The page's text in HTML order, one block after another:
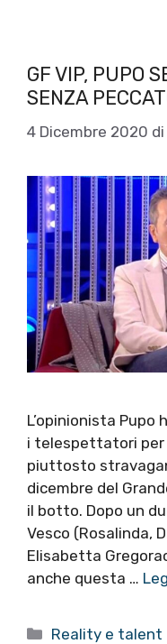
GF VIP, PUPO
SENZA
4 Dicembre 2020 di
L’opinionista
i telespettatori per
piuttosto
dicembre del
il botto. Dopo un
Vesco (Rosalinda,
Elisabetta
anche questa …
Categorie
Reality e talent